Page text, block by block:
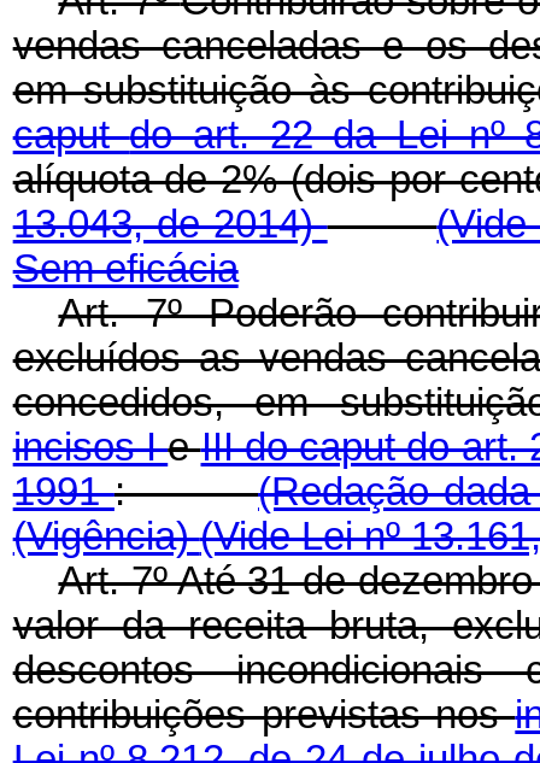
vendas canceladas e os
em substituição às
caputdo art. 22 da Lei nº
alíquota de 2% (dois por
13.043, de 2014)
(Vide
Sem eficácia
Art. 7º Poderão
excluídos as vendas
concedidos, em
incisos IeIII do caput do art.
1991:(Redação
(Vigência)(Vide Lei nº
Art. 7º Até 31 de
valor da receita bruta,
descontos
contribuições previstas nos